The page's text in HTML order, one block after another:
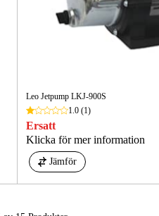
Leo Jetpump LKJ-900S
1.0(1)
Ersatt
Klicka för mer information
Jämför